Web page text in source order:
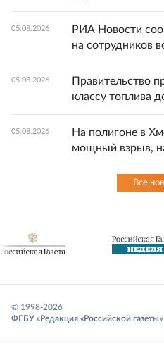
05.08.2026
РИА Новости
на сотрудников
05.08.2026
Правительство
классу топлива
05.08.2026
На полигоне в
мощный взрыв,
Все
© 1998-2026
ФГБУ «Редакция «Российской газеты»